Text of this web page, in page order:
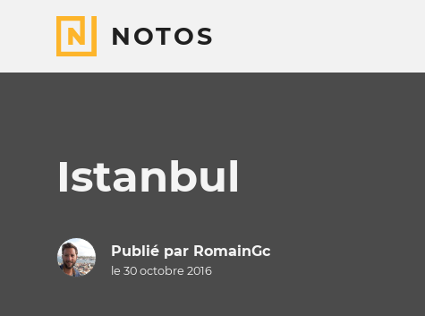
NOTOS
Istanbul
Publié par RomainGc
le 30 octobre 2016